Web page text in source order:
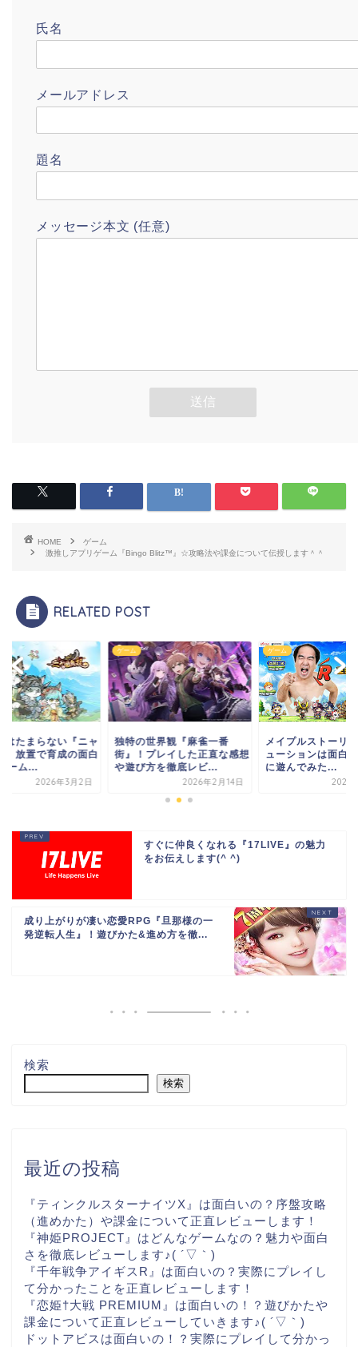
氏名
メールアドレス
題名
メッセージ本文 (任意)
HOME
ゲーム
激推しアプリゲーム『Bingo Blitz™』☆攻略法や課金について伝授します＾＾
RELATED POST
界観『麻雀一番
レイした正直な感想
を徹底レビ...
2026年2月14日
ゲーム
メイプルストーリーR：エボリ
ューションは面白い！？実際
に遊んでみた...
2025年2月27日
ゲーム
猫好きにはたまら
国無双』！放置で
いRPGゲーム...
すぐに仲良くなれる『17LIVE』の魅力
をお伝えします(^ ^)
成り上がりが凄い恋愛RPG『旦那様の一
発逆転人生』！遊びかた&進め方を徹...
検索
検索
最近の投稿
『ティンクルスターナイツX』は面白いの？序盤攻略
（進めかた）や課金について正直レビューします！
『神姫PROJECT』はどんなゲームなの？魅力や面白
さを徹底レビューします♪( ´▽｀)
『千年戦争アイギスR』は面白いの？実際にプレイし
て分かったことを正直レビューします！
『恋姫†大戦 PREMIUM』は面白いの！？遊びかたや
課金について正直レビューしていきます♪( ´▽｀)
ドットアビスは面白いの！？実際にプレイして分かっ